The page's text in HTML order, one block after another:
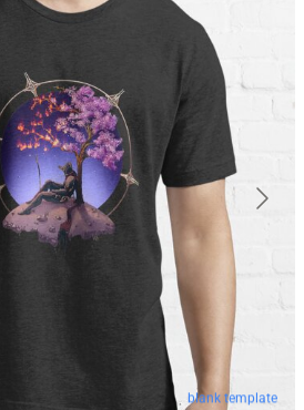
blank template